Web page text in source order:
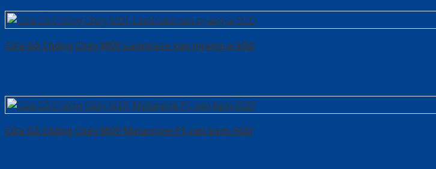
Cửa Gỗ Chống Cháy MDF Laminate van ngang-a-SGD
Cửa Gỗ Chống Cháy MDF Melamine P1 van kem-SGD